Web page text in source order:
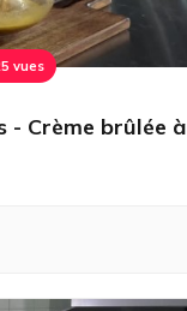
vues
- Crème brûlée à